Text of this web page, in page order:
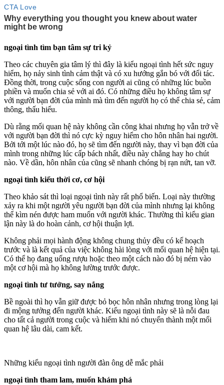
ngoại tình tìm bạn tâm sự tri kỷ
Theo các chuyên gia tâm lý thì đây là kiểu ngoại tình hết sức nguy
hiểm, họ nảy sinh tình cảm thật và có xu hướng gắn bó với đối tác.
Đồng thời, trong cuộc sống con người ai cũng có những lúc buồn
phiền và muốn chia sẻ với ai đó. Có những điều họ không tâm sự
với người bạn đời của mình mà tìm đến người họ có thể chia sẻ, cảm
thông, thấu hiểu.
Dù rằng mối quan hệ này không cần công khai nhưng họ vẫn trở về
với người bạn đời thì nó cực kỳ nguy hiểm cho hôn nhân hai người.
Bởi tới một lúc nào đó, họ sẽ tìm đến người này, thay vì bạn đời của
mình trong những lúc cấp bách nhất, điều này chẳng hay ho chút
nào. Về dần, hôn nhân của cũng sẽ nhanh chóng bị rạn nứt, tan vỡ.
ngoại tình kiểu thời cơ, cơ hội
Theo khảo sát thì loại ngoại tình này rất phổ biến. Loại này thường
xảy ra khi một người yêu người bạn đời của mình nhưng lại không
thể kìm nén được ham muốn với người khác. Thường thì kiểu gian
lận này là do hoàn cảnh, cơ hội thuận lợi.
Không phải mọi hành động không chung thủy đều có kế hoạch
trước và là kết quả của việc không hài lòng với mối quan hệ hiện tại.
Có thể họ đang uống rượu hoặc theo một cách nào đó bị ném vào
một cơ hội mà họ không lường trước được.
ngoại tình tư tưởng, say nắng
Bề ngoài thì họ vẫn giữ được bỏ bọc hôn nhân nhưng trong lòng lại
đi mộng tưởng đến người khác. Kiểu ngoại tình này sẽ là nỗi đau
cho tất cả người trong cuộc và hiếm khi nó chuyển thành một mối
quan hệ lâu dài, cam kết.
Những kiểu ngoại tình người đàn ông dễ mắc phải
ngoại tình tham lam, muốn khám phá